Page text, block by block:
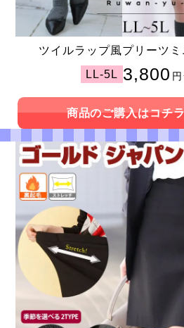
ツイルラップ風プリーツ
LL-5L 3,800 円
商品のご購入はコチ